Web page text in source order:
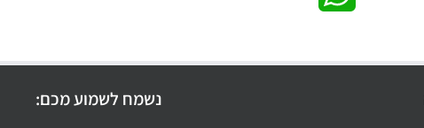
נשמח לשמוע מכם: